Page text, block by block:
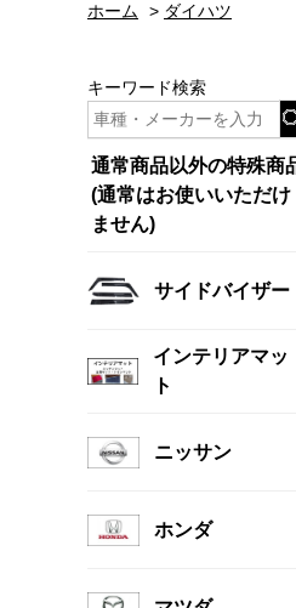
ホーム > ダイハツ
キーワード検索
通常商品以外の特殊商
(通常はお使いいただけ
ません)
サイドバイザー
インテリアマッ
ト
ニッサン
ホンダ